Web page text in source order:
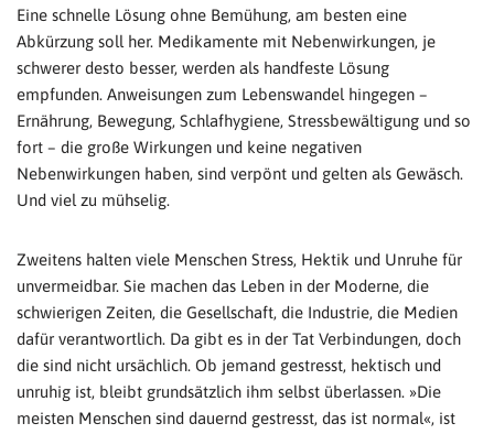
Eine schnelle Lösung ohne Bemühung, am besten eine
Abkürzung soll her. Medikamente mit Nebenwirkungen, je
schwerer desto besser, werden als handfeste Lösung
empfunden. Anweisungen zum Lebenswandel hingegen –
Ernährung, Bewegung, Schlafhygiene, Stressbewältigung und so
fort – die große Wirkungen und keine negativen
Nebenwirkungen haben, sind verpönt und gelten als Gewäsch.
Und viel zu mühselig.
Zweitens halten viele Menschen Stress, Hektik und Unruhe für
unvermeidbar. Sie machen das Leben in der Moderne, die
schwierigen Zeiten, die Gesellschaft, die Industrie, die Medien
dafür verantwortlich. Da gibt es in der Tat Verbindungen, doch
die sind nicht ursächlich. Ob jemand gestresst, hektisch und
unruhig ist, bleibt grundsätzlich ihm selbst überlassen. »Die
meisten Menschen sind dauernd gestresst, das ist normal«, ist